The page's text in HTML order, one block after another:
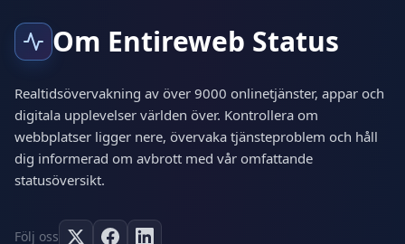
Om Entireweb Status
Realtidsövervakning av över 9000 onlinetjänster, appar och
digitala upplevelser världen över. Kontrollera om
webbplatser ligger nere, övervaka tjänsteproblem och håll
dig informerad om avbrott med vår omfattande
statusöversikt.
Följ oss